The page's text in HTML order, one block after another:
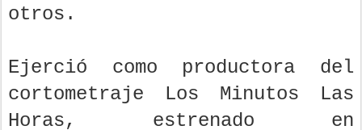
otros.
Ejerció como productora del
cortometraje Los Minutos Las
Horas, estrenado en